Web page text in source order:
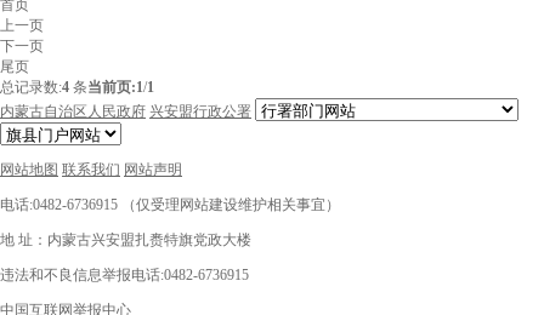
首页
上一页
下一页
尾页
总记录数:4 条当前页:1/1
内蒙古自治区人民政府 兴安盟行政公署
网站地图 联系我们 网站声明
电话:0482-6736915 （仅受理网站建设维护相关事宜）
地 址：内蒙古兴安盟扎赉特旗党政大楼
违法和不良信息举报电话:0482-6736915
中国互联网举报中心